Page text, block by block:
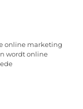
online marketing
wordt online